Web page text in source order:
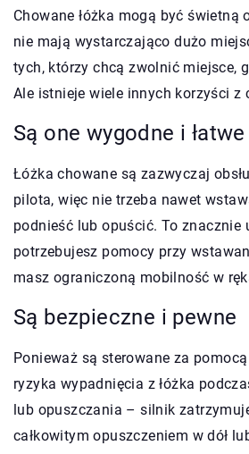
Chowane łóżka mogą być świetną
nie mają wystarczająco dużo
tych, którzy chcą zwolnić miejsce,
Ale istnieje wiele innych korzyści z
Są one wygodne i
Łóżka chowane są zazwyczaj
pilota, więc nie trzeba nawet
podnieść lub opuścić. To znacznie
potrzebujesz pomocy przy
masz ograniczoną mobilność w
Są bezpieczne i pewne
Ponieważ są sterowane za
ryzyka wypadnięcia z łóżka
lub opuszczania – silnik
całkowitym opuszczeniem w dół